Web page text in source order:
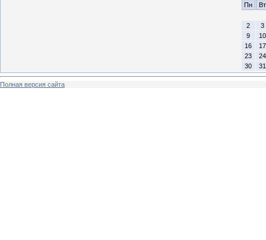
Пн
Вт
2
3
9
10
16
17
23
24
30
31
Полная версия сайта